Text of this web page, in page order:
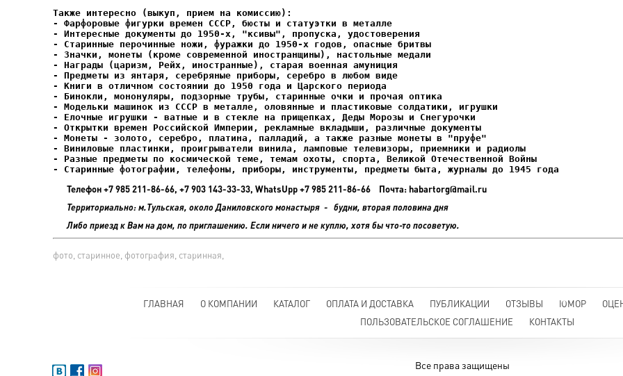
- Фарфоровые фигурки времен СССР, бюсты и статуэтки в металле
- Интересные документы до 1950-х, "ксивы", пропуска, удостоверения
- Елочные игрушки - ватные и в стекле на прищепках, Деды Морозы и Снегурочки
- Старинные фотографии, телефоны, приборы, инструменты, предметы быта, журналы до 1945 года
Телефон +7 985 211-86-66, +7 903 143-33-33, WhatsUpp +7 985 211-86-66 Почта: habartorg@mail.ru
Территориально: м.Тульская, около Даниловского монастыря - будни, вторая половина дня
Либо приезд к Вам на дом, по приглашению. Если ничего и не куплю, хотя бы что-то посоветую.
фото, старинное, фотография, старинная,
ГЛАВНАЯ О КОМПАНИИ КАТАЛОГ ОПЛАТА И ДОСТАВКА ПУБЛИКАЦИИ ОТЗЫВЫ ЮМОР
ПОЛЬЗОВАТЕЛЬСКОЕ СОГЛАШЕНИЕ
КОНТАКТЫ
Все права защищены